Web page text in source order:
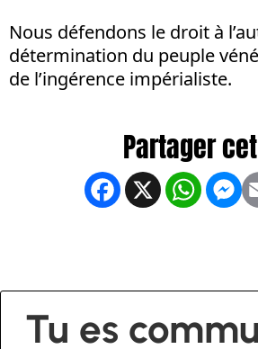
Nous défendons le droit à
détermination du peuple
de l’ingérence impérialiste.
Facebook
X
Tu es